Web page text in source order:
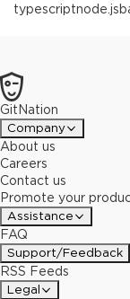
typescriptnode.js
GitNation
Company
About us
Careers
Contact us
Promote your
Assistance
FAQ
Support/Feedback
RSS Feeds
Legal